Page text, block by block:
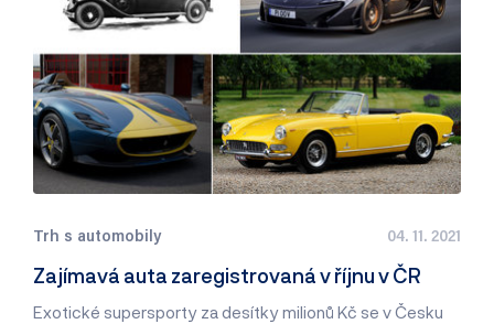
Trh s automobily 04. 11. 2021
Zajímavá auta zaregistrovaná v říjnu v ČR
Exotické supersporty za desítky milionů Kč se v Česku